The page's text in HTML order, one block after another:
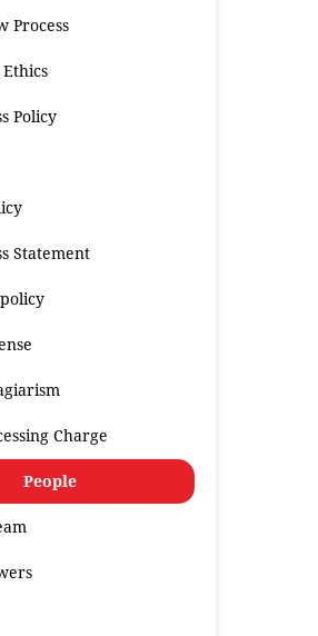
Process
Policy
Statement
Charge
People